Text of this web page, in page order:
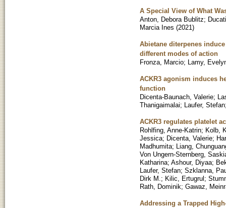
A Special View of What
Anton, Debora Bublitz;
Marcia Ines (2021)
Abietane diterpenes
different modes of action
Fronza, Marcio; Lamy,
ACKR3 agonism induces
function
Dicenta-Baunach, Valerie;
Thanigaimalai; Laufer, Stefan
ACKR3 regulates platelet
Rohlfing, Anne-Katrin; Kolb,
Jessica; Dicenta, Valerie;
Madhumita; Liang,
Von Ungern-Sternberg,
Katharina; Ashour, Diyaa;
Laufer, Stefan; Szklanna,
Dirk M. ; Kilic, Ertugrul;
Rath, Dominik; Gawaz,
Addressing a Trapped